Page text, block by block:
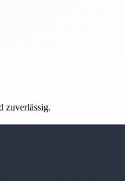
zuverlässig.